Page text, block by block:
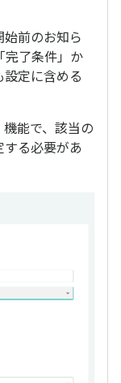
前のお知ら
完了条件」か
定に含める
能で、該当の
る必要があ